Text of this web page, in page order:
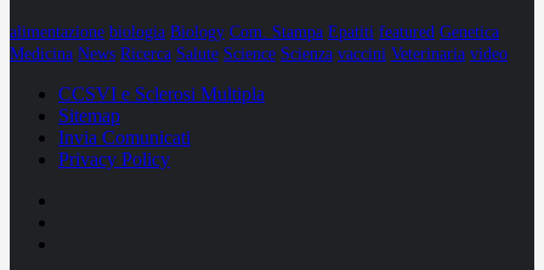
alimentazione biologia Biology Com. Stampa Epatiti featured Genetica
Medicina News Ricerca Salute Science Scienza vaccini Veterinaria video
CCSVI e Sclerosi Multipla
Sitemap
Invia Comunicati
Privacy Policy